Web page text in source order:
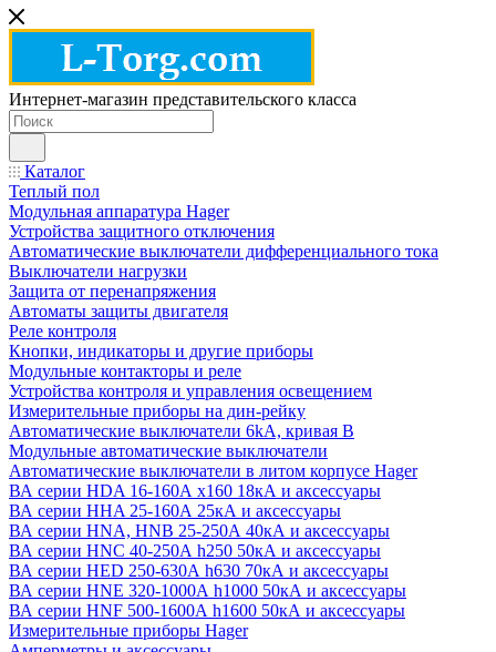
Интернет-магазин представительского класса
Каталог
Теплый пол
Модульная аппаратура Hager
Устройства защитного отключения
Автоматические выключатели дифференциального тока
Выключатели нагрузки
Защита от перенапряжения
Автоматы защиты двигателя
Реле контроля
Кнопки, индикаторы и другие приборы
Модульные контакторы и реле
Устройства контроля и управления освещением
Измерительные приборы на дин-рейку
Автоматические выключатели 6kA, кривая В
Модульные автоматические выключатели
Автоматические выключатели в литом корпусе Hager
ВА серии HDA 16-160А x160 18кА и аксессуары
ВА серии HHA 25-160А 25кА и аксессуары
ВА серии HNA, HNB 25-250А 40кА и аксессуары
ВА серии HNC 40-250А h250 50кА и аксессуары
ВА серии HED 250-630А h630 70кА и аксессуары
ВА серии HNE 320-1000А h1000 50кА и аксессуары
ВА серии HNF 500-1600А h1600 50кА и аксессуары
Измерительные приборы Hager